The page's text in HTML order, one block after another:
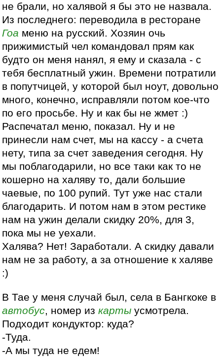
не брали, но халявой я бы это не назвала.
Из последнего: переводила в ресторане
Гоа меню на русский. Хозяин очь
прижимистый чел командовал прям как
будто он меня нанял, я ему и сказала - с
тебя бесплатный ужин. Времени потратили
в попутчицей, у которой был ноут, довольно
много, конечно, исправляли потом кое-что
по его просьбе. Ну и как бы не жмет :)
Распечатал меню, показал. Ну и не
принесли нам счет, мы на кассу - а счета
нету, типа за счет заведения сегодня. Ну
мы поблагодарили, но все таки как то не
кошерно на халяву то, дали большие
чаевые, по 100 рупий. Тут уже нас стали
благодарить. И потом нам в этом рестике
нам на ужин делали скидку 20%, для 3,
пока мы не уехали.
Халява? Нет! Заработали. А скидку давали
нам не за работу, а за отношение к халяве
:)
В Тае у меня случай был, села в Бангкоке в
автобус, номер изкарты усмотрела.
Подходит кондуктор: куда?
-Туда.
-А мы туда не едем!